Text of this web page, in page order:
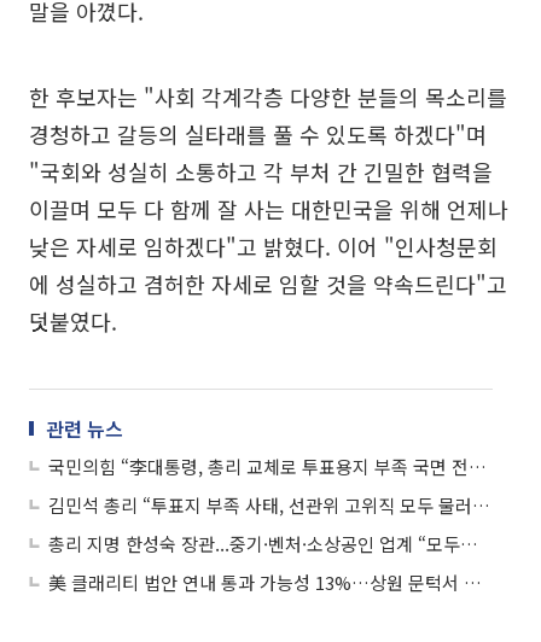
말을 아꼈다.
한 후보자는 "사회 각계각층 다양한 분들의 목소리를
경청하고 갈등의 실타래를 풀 수 있도록 하겠다"며
"국회와 성실히 소통하고 각 부처 간 긴밀한 협력을
이끌며 모두 다 함께 잘 사는 대한민국을 위해 언제나
낮은 자세로 임하겠다"고 밝혔다. 이어 "인사청문회
에 성실하고 겸허한 자세로 임할 것을 약속드린다"고
덧붙였다.
관련 뉴스
국민의힘 “李대통령, 총리 교체로 투표용지 부족 국면 전환하려 해”
김민석 총리 “투표지 부족 사태, 선관위 고위직 모두 물러날 사안”
총리 지명 한성숙 장관...중기·벤처·소상공인 업계 “모두의 성장 이끌 적임자”
美 클래리티 법안 연내 통과 가능성 13%…상원 문턱서 제동